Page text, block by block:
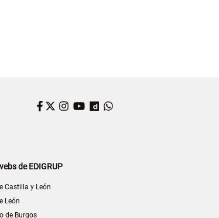
Facebook
Twitter
Instagram
YouTube
Dailymotion
de EDIGRUP
Castilla y León
León
de Burgos